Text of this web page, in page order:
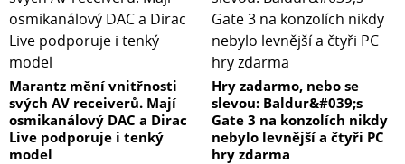
Marantz mění vnitřnosti
svých AV receiverů. Mají
osmikanálový DAC a Dirac
Live podporuje i tenký
model
Hry zadarmo, nebo se
slevou: Baldur&#039;s
Gate 3 na konzolích nikdy
nebylo levnější a čtyři PC
hry zdarma